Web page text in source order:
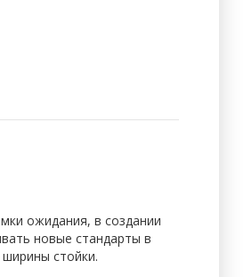
ожидания, в создании
новые стандарты в
стойки.